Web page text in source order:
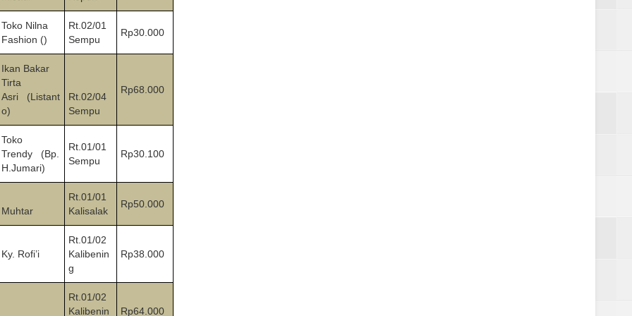
Toko Nilna
Fashion ()
Rt.02/01
Sempu
Rp30.000
Ikan Bakar
Tirta
Asri (Listant
o)
Rt.02/04
Sempu
Rp68.000
Toko
Trendy (Bp.
H.Jumari)
Rt.01/01
Sempu
Rp30.100
Muhtar
Rt.01/01
Kalisalak
Rp50.000
Ky. Rofi’i
Rt.01/02
Kalibenin
g
Rp38.000
Rt.01/02
Kalibenin
Rp64.000